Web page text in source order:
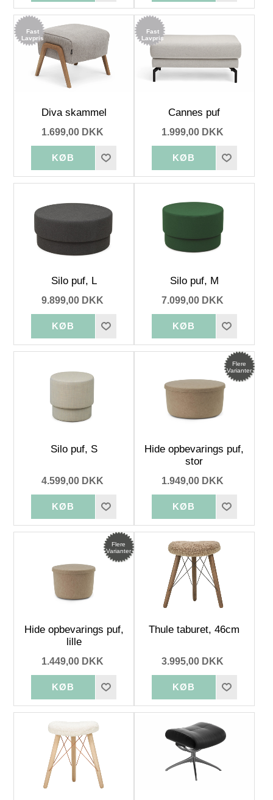
Fast
Lavpris
Diva skammel
1.699,00 DKK
Fast
Lavpris
Cannes puf
1.999,00 DKK
Silo puf, L
9.899,00 DKK
Silo puf, M
7.099,00 DKK
Silo puf, S
4.599,00 DKK
Flere
Varianter
Hide opbevarings puf,
stor
1.949,00 DKK
Flere
Varianter
Hide opbevarings puf,
lille
1.449,00 DKK
Thule taburet, 46cm
3.995,00 DKK